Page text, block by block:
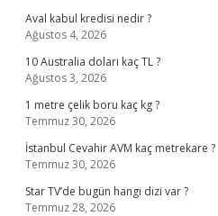
Aval kabul kredisi nedir ?
Ağustos 4, 2026
10 Australia doları kaç TL ?
Ağustos 3, 2026
1 metre çelik boru kaç kg ?
Temmuz 30, 2026
İstanbul Cevahir AVM kaç metrekare ?
Temmuz 30, 2026
Star TV’de bugün hangi dizi var ?
Temmuz 28, 2026